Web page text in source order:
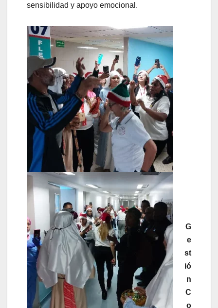
sensibilidad y apoyo emocional.
G
e
st
ió
n
C
o